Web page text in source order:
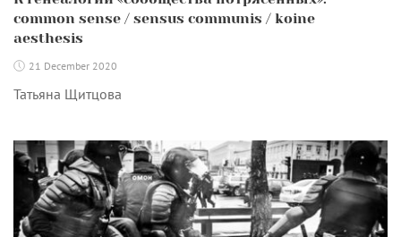
common sense / sensus communis / koine
aesthesis
21 December 2020
Татьяна Щитцова